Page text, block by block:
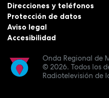
Onda Regional de
© 2026. Todos los
Radiotelevisión de
Direcciones y teléfonos
Protección de datos
Aviso legal
Accesibilidad